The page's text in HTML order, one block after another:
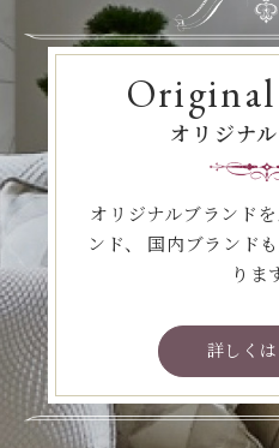
オリジナ
オリジナルブランド
ンド、
国内ブランド
りま
詳しく